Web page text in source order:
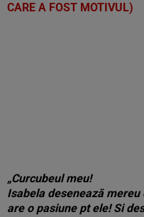
CARE A FOST MOTIVUL)
„Curcubeul meu!
Isabela desenează
are o pasiune pt ele! Si